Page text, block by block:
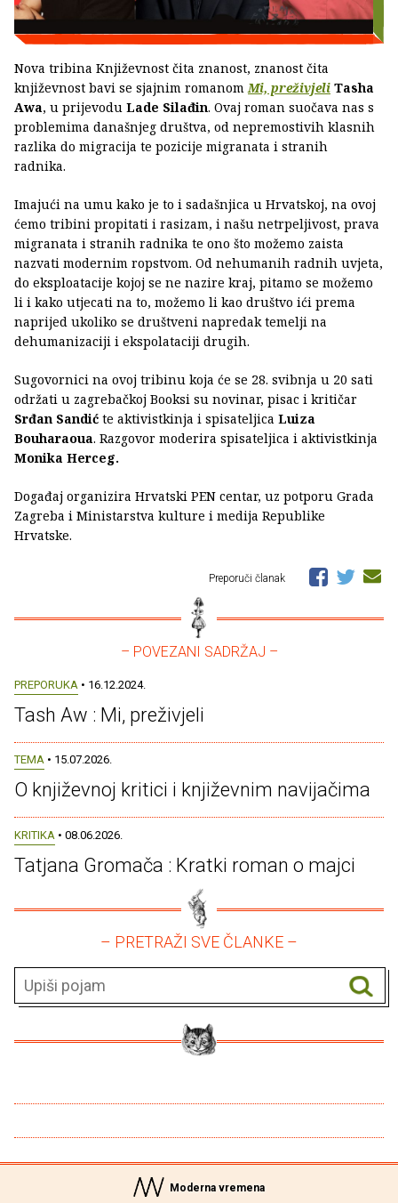
Nova tribina Književnost čita znanost, znanost čita
književnost bavi se sjajnim romanomMi, preživjeli Tasha
Awa, u prijevodu Lade Silađin. Ovaj roman suočava nas s
problemima današnjeg društva, od nepremostivih klasnih
razlika do migracija te pozicije migranata i stranih
radnika.
Imajući na umu kako je to i sadašnjica u Hrvatskoj, na ovoj
ćemo tribini propitati i rasizam, i našu netrpeljivost, prava
migranata i stranih radnika te ono što možemo zaista
nazvati modernim ropstvom. Od nehumanih radnih uvjeta,
do eksploatacije kojoj se ne nazire kraj, pitamo se možemo
li i kako utjecati na to, možemo li kao društvo ići prema
naprijed ukoliko se društveni napredak temelji na
dehumanizaciji i ekspolataciji drugih.
Sugovornici na ovoj tribinu koja će se 28. svibnja u 20 sati
održati u zagrebačkoj Booksi su novinar, pisac i kritičar
Srđan Sandić te aktivistkinja i spisateljica Luiza
Bouharaoua. Razgovor moderira spisateljica i aktivistkinja
Monika Herceg.
Događaj organizira Hrvatski PEN centar, uz potporu Grada
Zagreba i Ministarstva kulture i medija Republike
Hrvatske.
Preporuči članak
– POVEZANI SADRŽAJ –
PREPORUKA • 16.12.2024.
Tash Aw : Mi, preživjeli
TEMA • 15.07.2026.
O književnoj kritici i književnim navijačima
KRITIKA • 08.06.2026.
Tatjana Gromača : Kratki roman o majci
– PRETRAŽI SVE ČLANKE –
Moderna vremena